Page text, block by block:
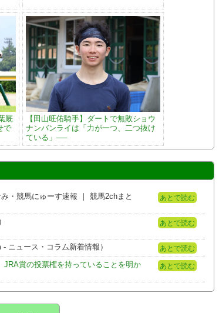
厩
で
【田山旺佑騎手】ダートで無敗ショウ
ナンバンライは「力が一つ、二つ抜け
ている」──
・競馬にゅーす速報 ｜ 競馬2chまと
あとで読む
あとで読む
- ニュース・コラム新着情報） あとで読む
賞の投票権を持っていることを明か
あとで読む